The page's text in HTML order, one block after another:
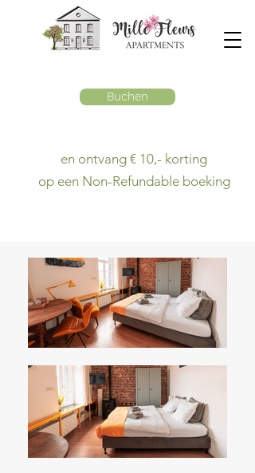
en ontvang € 10,- korting
op een Non-Refundable boeking
Buchen